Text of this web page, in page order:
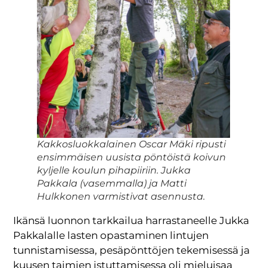
Kakkosluokkalainen Oscar Mäki ripusti
ensimmäisen uusista pöntöistä koivun
kyljelle koulun pihapiiriin. Jukka
Pakkala (vasemmalla) ja Matti
Hulkkonen varmistivat asennusta.
Ikänsä luonnon tarkkailua harrastaneelle Jukka
Pakkalalle lasten opastaminen lintujen
tunnistamisessa, pesäpönttöjen tekemisessä ja
kuusen taimien istuttamisessa oli mieluisaa